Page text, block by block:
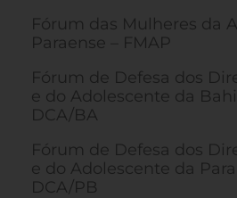
Fórum das Mulheres da
Paraense – FMAP
Fórum de Defesa dos
e do Adolescente da
DCA/BA
Fórum de Defesa dos
e do Adolescente da
DCA/PB